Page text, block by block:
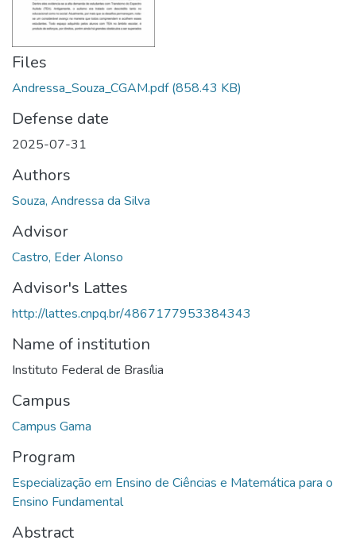
Files
Andressa_Souza_CGAM.pdf(858.43 KB)
Defense date
2025-07-31
Authors
Souza, Andressa da Silva
Advisor
Castro, Eder Alonso
Advisor's Lattes
http://lattes.cnpq.br/4867177953384343
Name of institution
Instituto Federal de Brasília
Campus
Campus Gama
Program
Especialização em Ensino de Ciências e Matemática para o
Ensino Fundamental
Abstract